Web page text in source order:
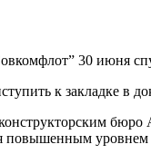
30 июня
к закладке в
повышенным